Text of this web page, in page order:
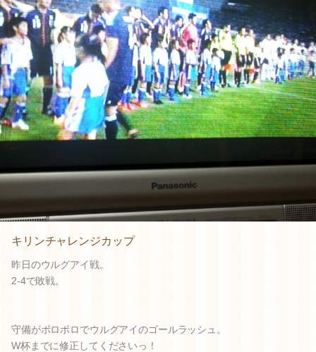
キリンチャレンジカップ
昨日のウルグアイ戦。
2-4で敗戦。
守備がボロボロでウルグアイのゴールラッシュ。
W杯までに修正してくださいっ！